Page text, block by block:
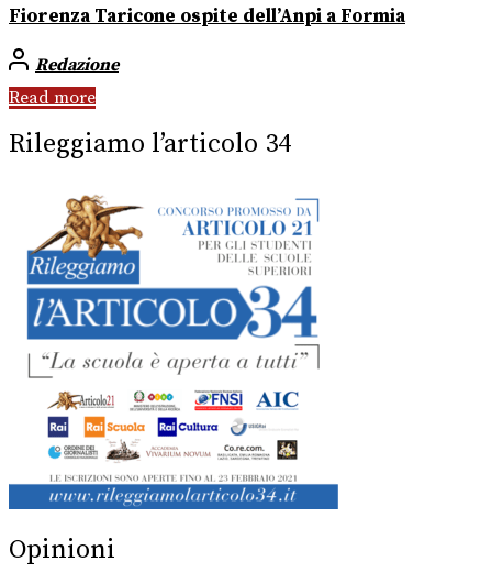
Fiorenza Taricone ospite dell’Anpi a Formia
Redazione
Read more
Rileggiamo l’articolo 34
Opinioni